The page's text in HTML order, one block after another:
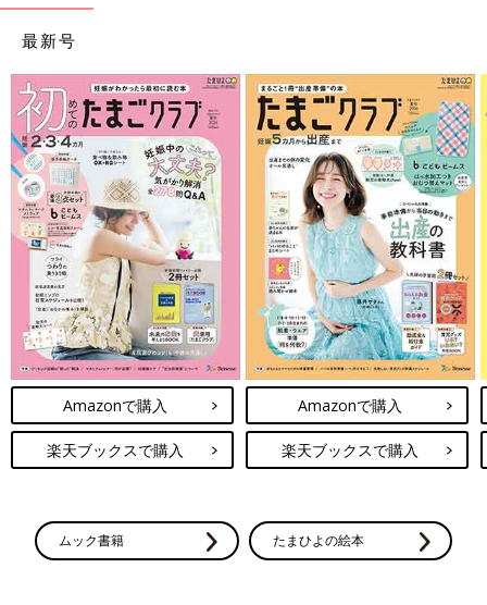
最新号
Amazonで購入
楽天ブックスで購入
Amazonで購入
楽天ブックスで購入
ムック書籍 たまひよの絵本